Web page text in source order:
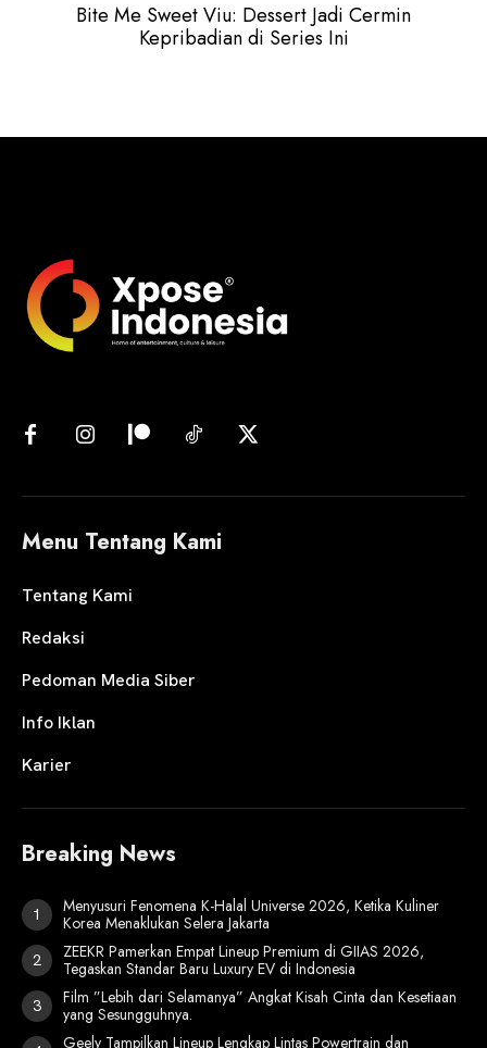
Bite Me Sweet Viu: Dessert Jadi Cermin
Kepribadian di Series Ini
Menu Tentang Kami
Tentang Kami
Redaksi
Pedoman Media Siber
Info Iklan
Karier
Breaking News
Menyusuri Fenomena K-Halal Universe 2026, Ketika Kuliner
Korea Menaklukan Selera Jakarta
ZEEKR Pamerkan Empat Lineup Premium di GIIAS 2026,
Tegaskan Standar Baru Luxury EV di Indonesia
Film ”Lebih dari Selamanya” Angkat Kisah Cinta dan Kesetiaan
yang Sesungguhnya.
Geely Tampilkan Lineup Lengkap Lintas Powertrain dan